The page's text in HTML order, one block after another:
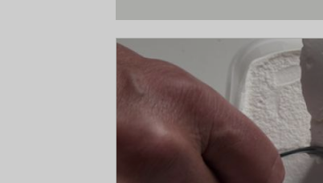
Laboratoriet undersökte hur
Dessutom undersökte man
Hantering
Två personer bedömde hur